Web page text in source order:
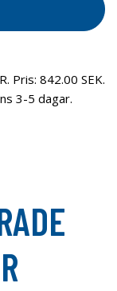
Pris: 842.00 SEK.
3-5 dagar.